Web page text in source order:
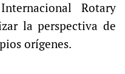
Rotary
la perspectiva de
orígenes.